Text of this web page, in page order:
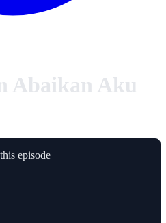
Abaikan Aku
episode